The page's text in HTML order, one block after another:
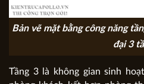
Bản vẽ mặt bằng công năng
đại 3
Tầng 3 là không gian sinh